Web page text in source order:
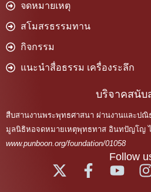
จดหมายเหตุ
สโมสรธรรมทาน
กิจกรรม
แนะนำสื่อธรรม เครื่องระลึก
บริจาคสนับ
สืบสานงานพระพุทธศาสนา ผ่านงานและป
มูลนิธิหอจดหมายเหตุพุทธทาส อินทปัญโญ
www.punboon.org/foundation/01058
Follow